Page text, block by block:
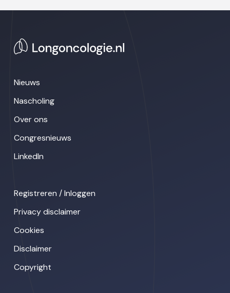
Nieuws
Nascholing
Over ons
Congresnieuws
LinkedIn
Registreren / Inloggen
Privacy disclaimer
Cookies
Disclaimer
Copyright